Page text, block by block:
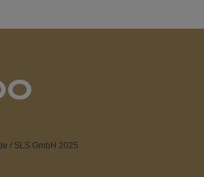
/ SLS GmbH 2025